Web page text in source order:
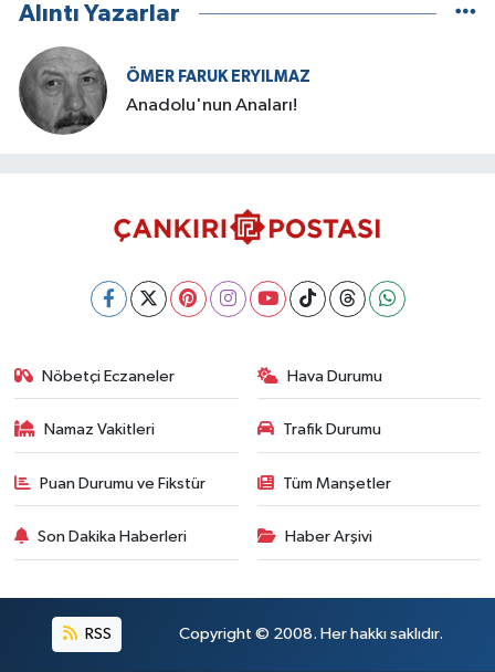
Alıntı Yazarlar
ÖMER FARUK ERYILMAZ
Anadolu'nun Anaları!
Nöbetçi Eczaneler Hava Durumu
Namaz Vakitleri Trafik Durumu
Puan Durumu ve Fikstür Tüm Manşetler
Son Dakika Haberleri Haber Arşivi
RSS Copyright © 2008. Her hakkı saklıdır.